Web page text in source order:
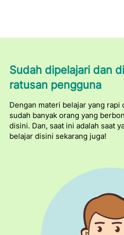
Sudah dipelajari dan
ratusan pengguna
Dengan materi belajar yang rapi
sudah banyak orang yang
disini. Dan, saat ini adalah saat
belajar disini sekarang juga!